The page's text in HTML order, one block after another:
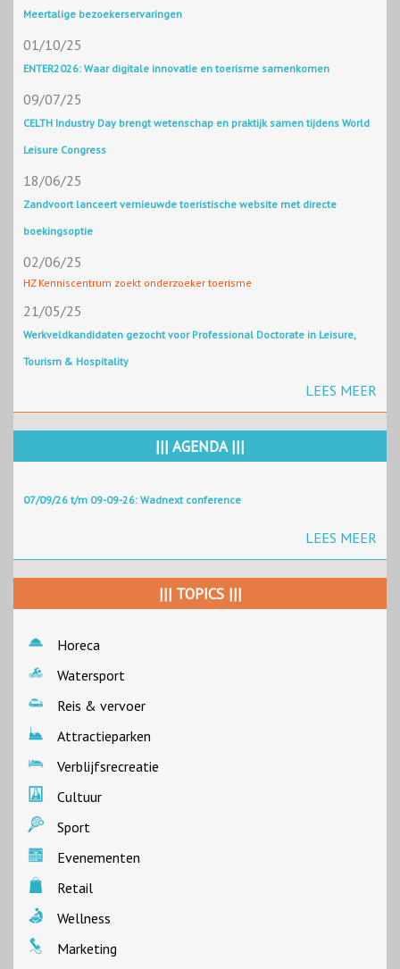
Meertalige bezoekerservaringen
01/10/25
ENTER2026: Waar digitale innovatie en toerisme samenkomen
09/07/25
CELTH Industry Day brengt wetenschap en praktijk samen tijdens World
Leisure Congress
18/06/25
Zandvoort lanceert vernieuwde toeristische website met directe
boekingsoptie
02/06/25
HZ Kenniscentrum zoekt onderzoeker toerisme
21/05/25
Werkveldkandidaten gezocht voor Professional Doctorate in Leisure,
Tourism & Hospitality
LEES MEER
||| AGENDA |||
07/09/26 t/m 09-09-26: Wadnext conference
LEES MEER
||| TOPICS |||
Horeca
Watersport
Reis & vervoer
Attractieparken
Verblijfsrecreatie
Cultuur
Sport
Evenementen
Retail
Wellness
Marketing